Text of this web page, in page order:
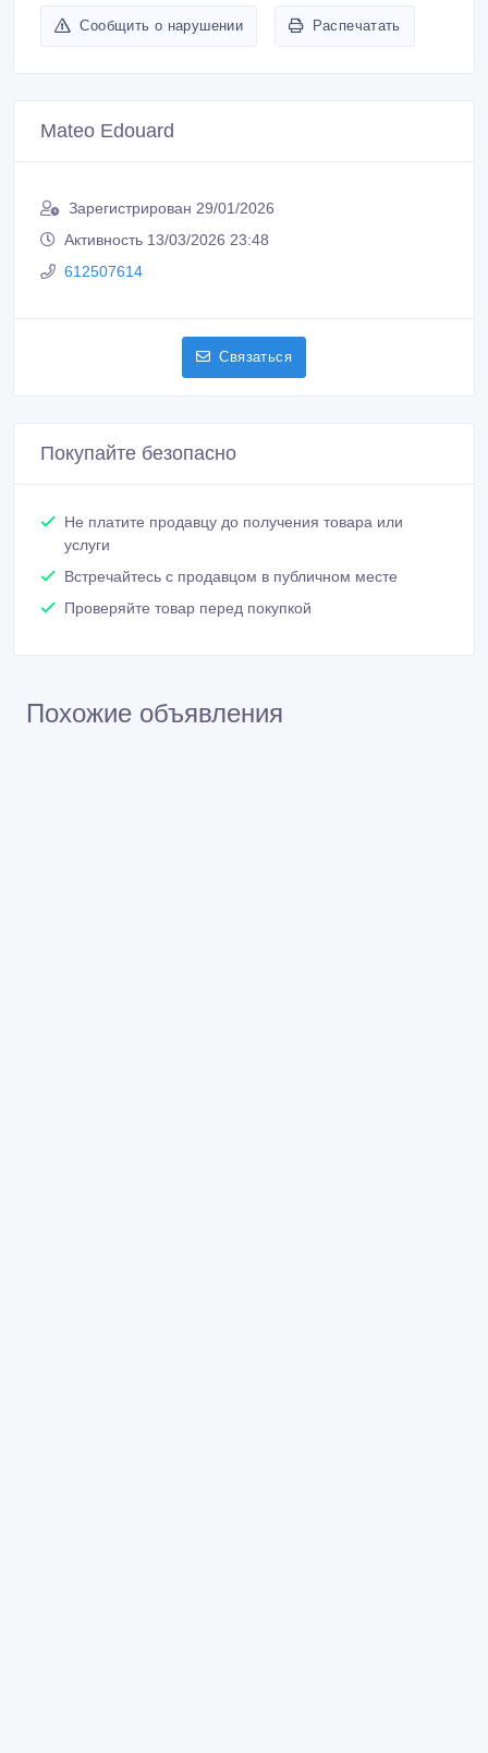
Сообщить о нарушении Распечатать
Mateo Edouard
Зарегистрирован 29/01/2026
Активность 13/03/2026 23:48
612507614
Связаться
Покупайте безопасно
Не платите продавцу до получения товара или
услуги
Встречайтесь с продавцом в публичном месте
Проверяйте товар перед покупкой
Похожие объявления